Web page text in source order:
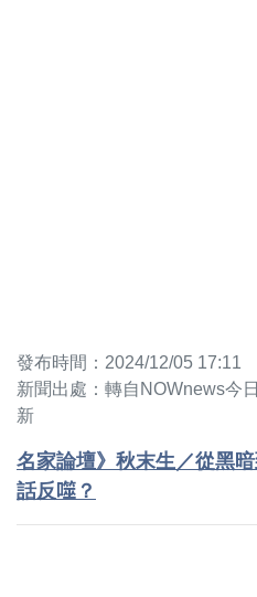
發布時間：2024/12/05 17:11
新聞出處：轉自NOWnews今日
新
名家論壇》秋末生／從黑
話反噬？